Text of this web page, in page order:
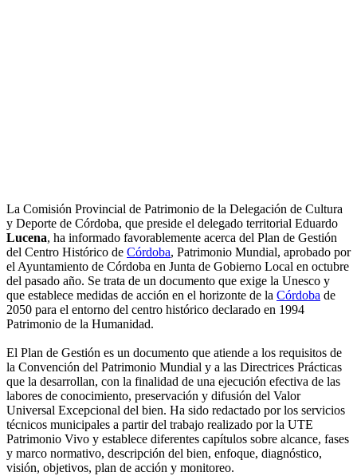
La Comisión Provincial de Patrimonio de la Delegación de Cultura
y Deporte de Córdoba, que preside el delegado territorial Eduardo
Lucena, ha informado favorablemente acerca del Plan de Gestión
del Centro Histórico de Córdoba, Patrimonio Mundial, aprobado por
el Ayuntamiento de Córdoba en Junta de Gobierno Local en octubre
del pasado año. Se trata de un documento que exige la Unesco y
que establece medidas de acción en el horizonte de la Córdoba de
2050 para el entorno del centro histórico declarado en 1994
Patrimonio de la Humanidad.
El Plan de Gestión es un documento que atiende a los requisitos de
la Convención del Patrimonio Mundial y a las Directrices Prácticas
que la desarrollan, con la finalidad de una ejecución efectiva de las
labores de conocimiento, preservación y difusión del Valor
Universal Excepcional del bien. Ha sido redactado por los servicios
técnicos municipales a partir del trabajo realizado por la UTE
Patrimonio Vivo y establece diferentes capítulos sobre alcance, fases
y marco normativo, descripción del bien, enfoque, diagnóstico,
visión, objetivos, plan de acción y monitoreo.